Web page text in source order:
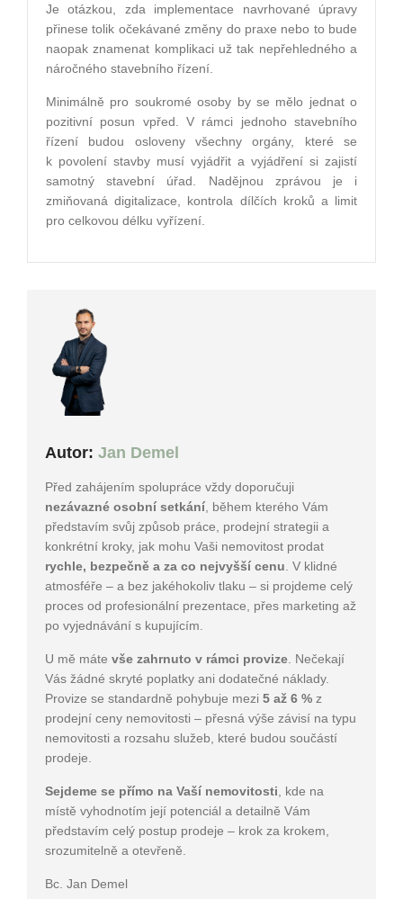
Je otázkou, zda implementace navrhované úpravy
přinese tolik očekávané změny do praxe nebo to bude
naopak znamenat komplikaci už tak nepřehledného a
náročného stavebního řízení.
Minimálně pro soukromé osoby by se mělo jednat o
pozitivní posun vpřed. V rámci jednoho stavebního
řízení budou osloveny všechny orgány, které se
k povolení stavby musí vyjádřit a vyjádření si zajistí
samotný stavební úřad. Nadějnou zprávou je i
zmiňovaná digitalizace, kontrola dílčích kroků a limit
pro celkovou délku vyřízení.
Autor: Jan Demel
Před zahájením spolupráce vždy doporučuji
nezávazné osobní setkání , během kterého Vám
představím svůj způsob práce, prodejní strategii a
konkrétní kroky, jak mohu Vaši nemovitost prodat
rychle, bezpečně a za co nejvyšší cenu . V klidné
atmosféře – a bez jakéhokoliv tlaku – si projdeme celý
proces od profesionální prezentace, přes marketing až
po vyjednávání s kupujícím.
U mě máte vše zahrnuto v rámci provize . Nečekají
Vás žádné skryté poplatky ani dodatečné náklady.
Provize se standardně pohybuje mezi 5 až 6 % z
prodejní ceny nemovitosti – přesná výše závisí na typu
nemovitosti a rozsahu služeb, které budou součástí
prodeje.
Sejdeme se přímo na Vaší nemovitosti , kde na
místě vyhodnotím její potenciál a detailně Vám
představím celý postup prodeje – krok za krokem,
srozumitelně a otevřeně.
Bc. Jan Demel